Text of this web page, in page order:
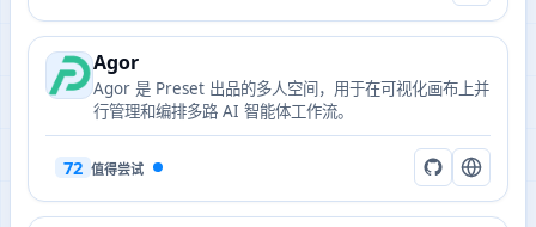
Agor
Agor 是 Preset 出品的多人空间，用于在可视化画布上并
行管理和编排多路 AI 智能体工作流。
72 值得尝试